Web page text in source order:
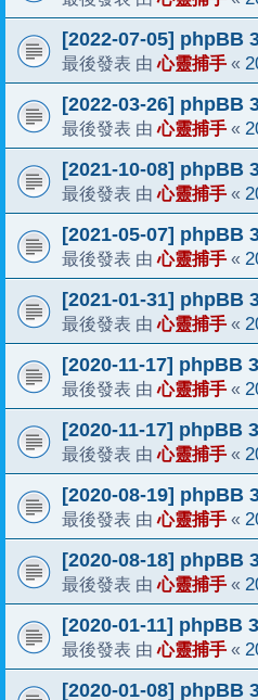
[2022-07-05] phpBB
最後發表 由心靈捕手 «
[2022-03-26] phpBB
最後發表 由心靈捕手 «
[2021-10-08] phpBB
最後發表 由心靈捕手 «
[2021-05-07] phpBB
最後發表 由心靈捕手 «
[2021-01-31] phpBB
最後發表 由心靈捕手 «
[2020-11-17] phpBB
最後發表 由心靈捕手 «
[2020-11-17] phpBB
最後發表 由心靈捕手 «
[2020-08-19] phpBB
最後發表 由心靈捕手 «
[2020-08-18] phpBB
最後發表 由心靈捕手 «
[2020-01-11] phpBB
最後發表 由心靈捕手 «
[2020-01-08] phpBB